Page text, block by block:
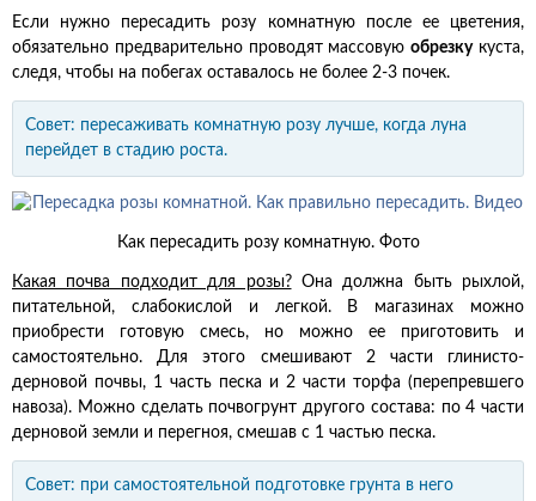
Если нужно пересадить розу комнатную после ее цветения,
обязательно предварительно проводят массовуюобрезкукуста,
следя, чтобы на побегах оставалось не более 2-3 почек.
Совет: пересаживать комнатную розу лучше, когда луна
перейдет в стадию роста.
Как пересадить розу комнатную. Фото
Какая почва подходит для розы?Она должна быть рыхлой,
питательной, слабокислой и легкой. В магазинах можно
приобрести готовую смесь, но можно ее приготовить и
самостоятельно. Для этого смешивают 2 части глинисто-
дерновой почвы, 1 часть песка и 2 части торфа (перепревшего
навоза). Можно сделать почвогрунт другого состава: по 4 части
дерновой земли и перегноя, смешав с 1 частью песка.
Совет: при самостоятельной подготовке грунта в него